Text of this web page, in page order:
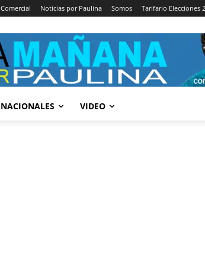
Comercial Noticias por Paulina Somos Tarifario Elecciones
NACIONALES VIDEO